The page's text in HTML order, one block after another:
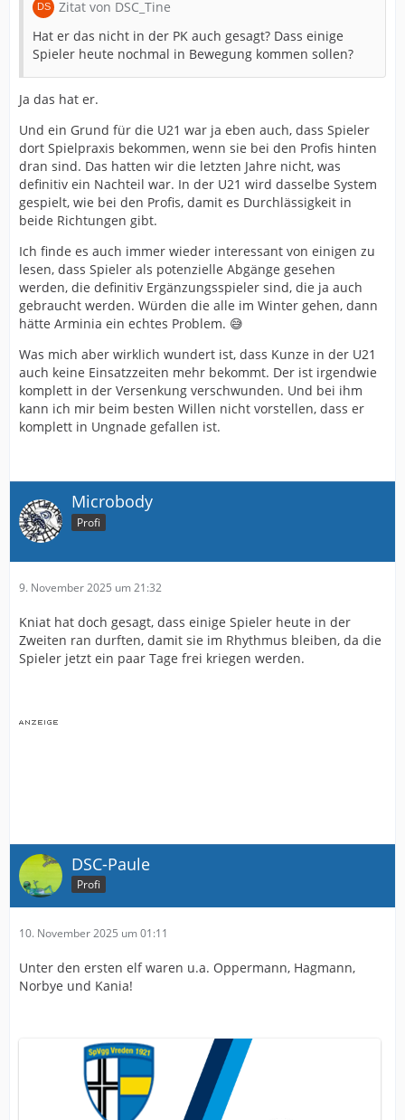
Zitat von DSC_Tine
Hat er das nicht in der PK auch gesagt? Dass einige
Spieler heute nochmal in Bewegung kommen sollen?
Ja das hat er.
Und ein Grund für die U21 war ja eben auch, dass Spieler
dort Spielpraxis bekommen, wenn sie bei den Profis hinten
dran sind. Das hatten wir die letzten Jahre nicht, was
definitiv ein Nachteil war. In der U21 wird dasselbe System
gespielt, wie bei den Profis, damit es Durchlässigkeit in
beide Richtungen gibt.
Ich finde es auch immer wieder interessant von einigen zu
lesen, dass Spieler als potenzielle Abgänge gesehen
werden, die definitiv Ergänzungsspieler sind, die ja auch
gebraucht werden. Würden die alle im Winter gehen, dann
hätte Arminia ein echtes Problem. 😅
Was mich aber wirklich wundert ist, dass Kunze in der U21
auch keine Einsatzzeiten mehr bekommt. Der ist irgendwie
komplett in der Versenkung verschwunden. Und bei ihm
kann ich mir beim besten Willen nicht vorstellen, dass er
komplett in Ungnade gefallen ist.
Microbody
Profi
9. November 2025 um 21:32
Kniat hat doch gesagt, dass einige Spieler heute in der
Zweiten ran durften, damit sie im Rhythmus bleiben, da die
Spieler jetzt ein paar Tage frei kriegen werden.
DSC-Paule
Profi
10. November 2025 um 01:11
Unter den ersten elf waren u.a. Oppermann, Hagmann,
Norbye und Kania!